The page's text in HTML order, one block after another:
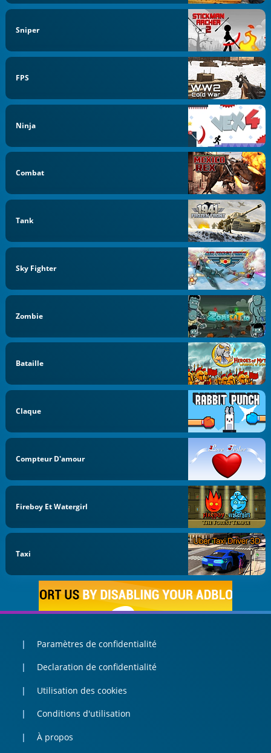
Sniper
FPS
Ninja
Combat
Tank
Sky Fighter
Zombie
Bataille
Claque
Compteur D'amour
Fireboy Et Watergirl
Taxi
Paramètres de confidentialité
Declaration de confidentialité
Utilisation des cookies
Conditions d'utilisation
À propos